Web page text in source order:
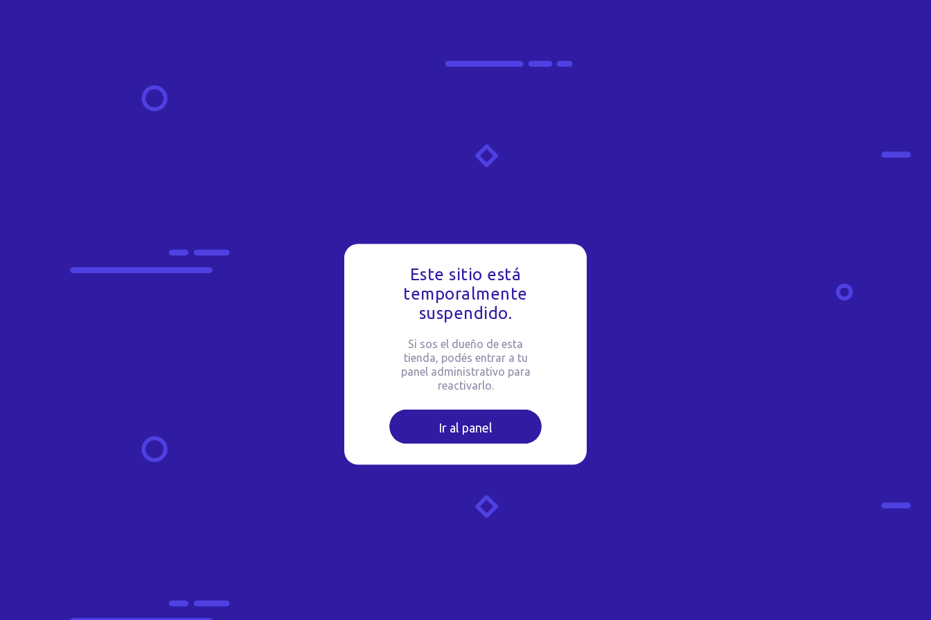
Este sitio está
temporalmente
suspendido.
Si sos el dueño de esta
tienda, podés entrar a tu
panel administrativo para
reactivarlo.
Ir al panel